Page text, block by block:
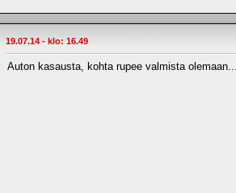
19.07.14 - klo: 16.49
Auton kasausta, kohta rupee valmista olemaan....